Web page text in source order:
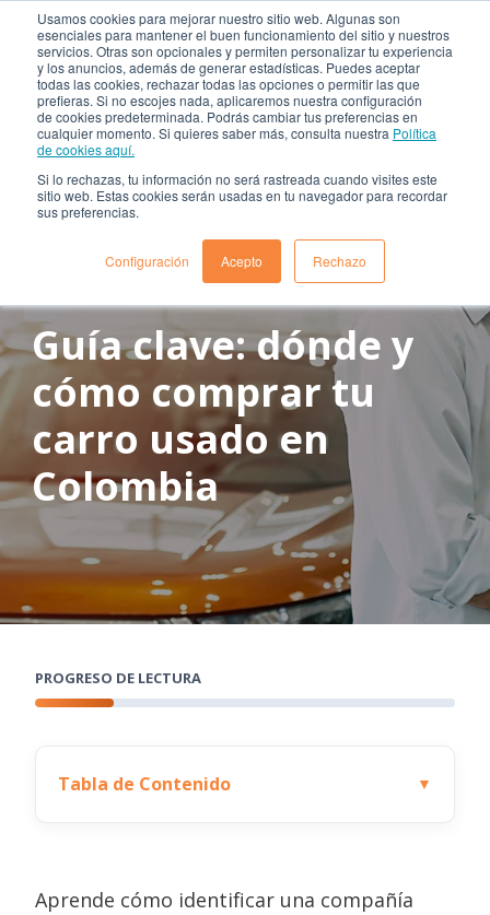
Usamos cookies para mejorar nuestro sitio web. Algunas son
esenciales para mantener el buen funcionamiento del sitio y nuestros
servicios. Otras son opcionales y permiten personalizar tu experiencia
y los anuncios, además de generar estadísticas. Puedes aceptar
todas las cookies, rechazar todas las opciones o permitir las que
prefieras. Si no escojes nada, aplicaremos nuestra configuración
de cookies predeterminada. Podrás cambiar tus preferencias en
cualquier momento. Si quieres saber más, consulta nuestra Política
de cookies aquí.
Si lo rechazas, tu información no será rastreada cuando visites este
sitio web. Estas cookies serán usadas en tu navegador para recordar
sus preferencias.
Configuración Acepto Rechazo
Tiempo de lectura: 3 min aprox.
Guía clave: dónde y
cómo comprar tu
carro usado en
Colombia
PROGRESO DE LECTURA
Tabla de Contenido ▼
Aprende cómo identificar una compañía